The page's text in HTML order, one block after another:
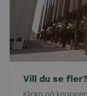
Vill du se fler?